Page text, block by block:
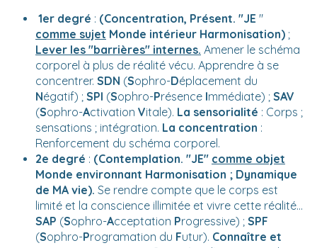
1er degré : (Concentration, Présent. "JE "
comme sujet Monde intérieur Harmonisation) ;
Lever les "barrières" internes. Amener le schéma
corporel à plus de réalité vécu. Apprendre à se
concentrer. SDN (Sophro-Déplacement du
Négatif) ; SPI (Sophro-Présence Immédiate) ; SAV
(Sophro-Activation Vitale). La sensorialité : Corps ;
sensations ; intégration. La concentration :
Renforcement du schéma corporel.
2e degré : (Contemplation. "JE" comme objet
Monde environnant Harmonisation ; Dynamique
de MA vie). Se rendre compte que le corps est
limité et la conscience illimitée et vivre cette réalité...
SAP (Sophro-Acceptation Progressive) ; SPF
(Sophro-Programation du Futur). Connaître et